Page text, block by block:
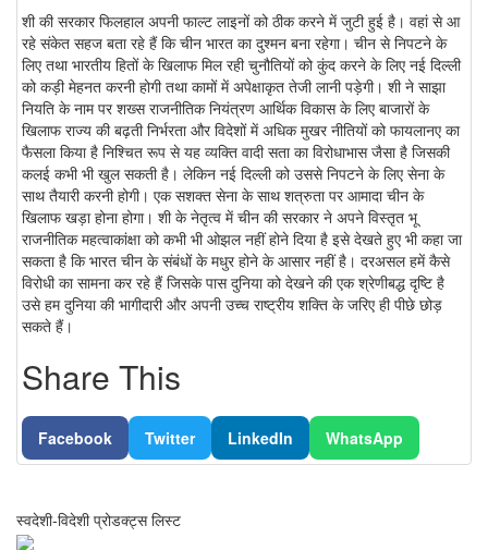
शी की सरकार फिलहाल अपनी फाल्ट लाइनों को ठीक करने में जुटी हुई है। वहां से आ
रहे संकेत सहज बता रहे हैं कि चीन भारत का दुश्मन बना रहेगा। चीन से निपटने के
लिए तथा भारतीय हितों के खिलाफ मिल रही चुनौतियों को कुंद करने के लिए नई दिल्ली
को कड़ी मेहनत करनी होगी तथा कामों में अपेक्षाकृत तेजी लानी पड़ेगी। शी ने साझा
नियति के नाम पर शख्स राजनीतिक नियंत्रण आर्थिक विकास के लिए बाजारों के
खिलाफ राज्य की बढ़ती निर्भरता और विदेशों में अधिक मुखर नीतियों को फायलानए का
फैसला किया है निश्चित रूप से यह व्यक्ति वादी सता का विरोधाभास जैसा है जिसकी
कलई कभी भी खुल सकती है। लेकिन नई दिल्ली को उससे निपटने के लिए सेना के
साथ तैयारी करनी होगी। एक सशक्त सेना के साथ शत्रुता पर आमादा चीन के
खिलाफ खड़ा होना होगा। शी के नेतृत्व में चीन की सरकार ने अपने विस्तृत भू
राजनीतिक महत्वाकांक्षा को कभी भी ओझल नहीं होने दिया है इसे देखते हुए भी कहा जा
सकता है कि भारत चीन के संबंधों के मधुर होने के आसार नहीं है। दरअसल हमें कैसे
विरोधी का सामना कर रहे हैं जिसके पास दुनिया को देखने की एक श्रेणीबद्ध दृष्टि है
उसे हम दुनिया की भागीदारी और अपनी उच्च राष्ट्रीय शक्ति के जरिए ही पीछे छोड़
सकते हैं।
Share This
Facebook Twitter LinkedIn WhatsApp
स्वदेशी-विदेशी प्रोडक्ट्स लिस्ट